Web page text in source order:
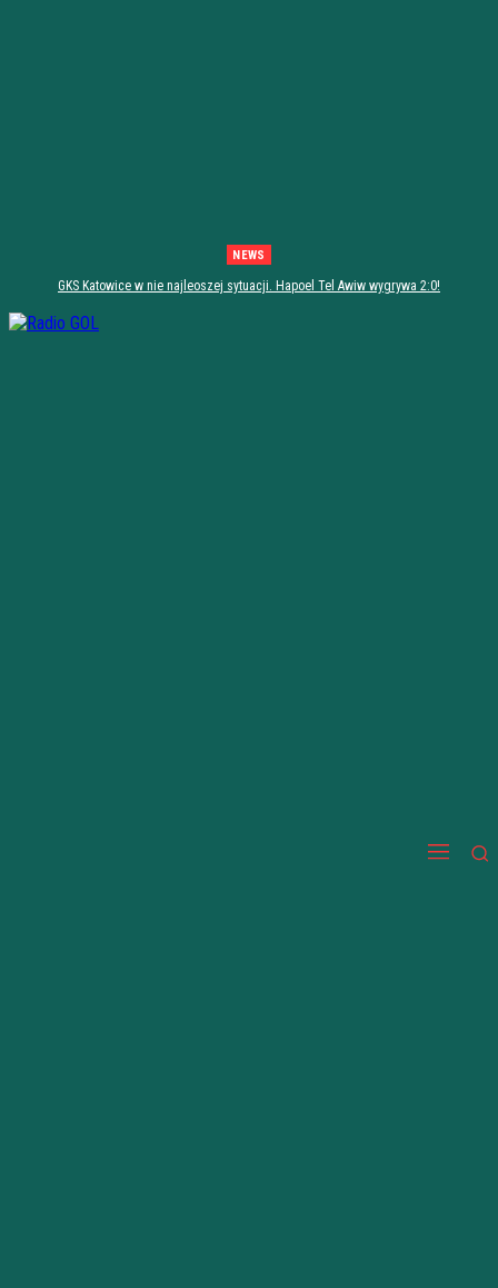
NEWS
GKS Katowice w nie najleoszej sytuacji. Hapoel Tel Awiw wygrywa 2:0!